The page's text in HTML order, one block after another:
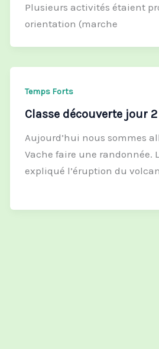
Plusieurs activités étaient
orientation (marche
Temps Forts
Classe découverte jour 2
Aujourd’hui nous sommes
Vache faire une randonnée.
expliqué l’éruption du